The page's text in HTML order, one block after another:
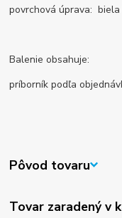
povrchová úprava:
Balenie obsahuje:
príborník podľa
Pôvod tovaru
Tovar zaradený v